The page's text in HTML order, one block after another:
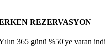
REZERVASYON
365 günü %50'ye varan